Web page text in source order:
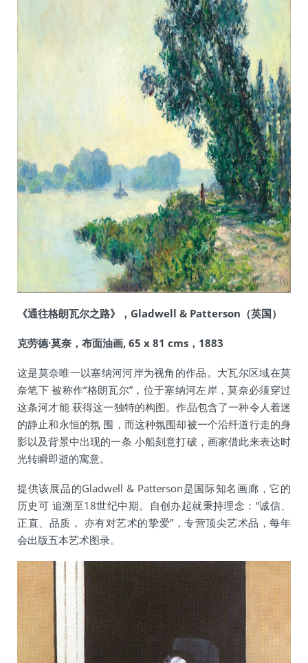
《通往格朗瓦尔之路》，Gladwell & Patterson（英国）
克劳德·莫奈，布面油画, 65 x 81 cms，1883
这是莫奈唯一以塞纳河河岸为视角的作品。大瓦尔区域在莫
奈笔下 被称作“格朗瓦尔”，位于塞纳河左岸，莫奈必须穿过
这条河才能 获得这一独特的构图。作品包含了一种令人着迷
的静止和永恒的氛 围，而这种氛围却被一个沿纤道行走的身
影以及背景中出现的一条 小船刻意打破，画家借此来表达时
光转瞬即逝的寓意。
提供该展品的Gladwell & Patterson是国际知名画廊，它的
历史可 追溯至18世纪中期。自创办起就秉持理念：“诚信、
正直、品质， 亦有对艺术的挚爱”，专营顶尖艺术品，每年
会出版五本艺术图录。